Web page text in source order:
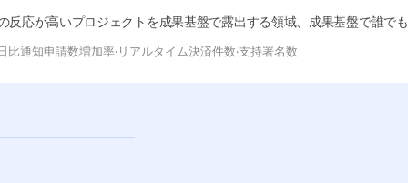
反応が高いプロジェクトを成果基盤で露出する領域、成果基盤で誰で
比通知申請数増加率·リアルタイム決済件数·支持署名数